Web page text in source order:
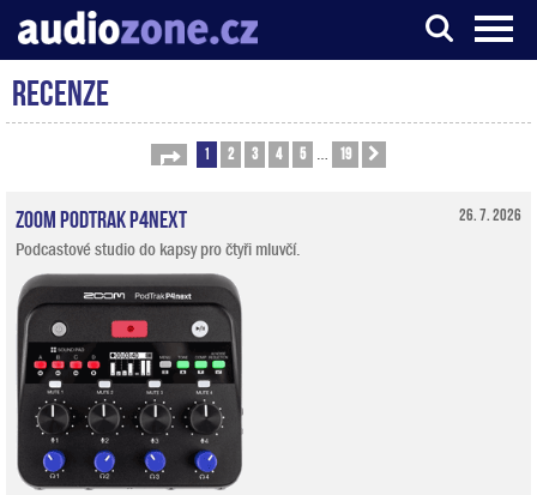
Server o digitálním zpracování zvuku
Recenze
Stránka 1z 19
1 2 3 4 5 19
26. 7. 2026
Zoom PodTrak P4next
Podcastové studio do kapsy pro čtyři mluvčí.